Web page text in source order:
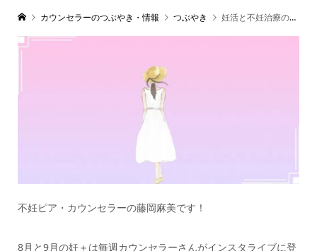
カウンセラーのつぶやき・情報 つぶやき 妊活と不妊治療のちがい
不妊ピア・カウンセラーの藤岡麻美です！
8月と9月の妊＋は毎週カウンセラーさんがインスタライブに登